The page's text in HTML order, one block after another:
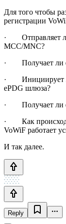
Для того чтобы
регистрации
· Отправляет ли
MCC/MNC?
· Получает ли
· Инициирует ли
ePDG шлюза?
· Получает ли
· Как
VoWiF работает
И так далее.
Reply